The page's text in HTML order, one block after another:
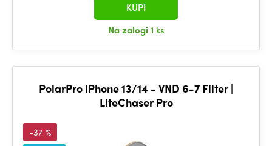
Na zalogi 1 ks
KUPI
PolarPro iPhone 13/14 - VND 6-7 Filter |
LiteChaser Pro
-37 %